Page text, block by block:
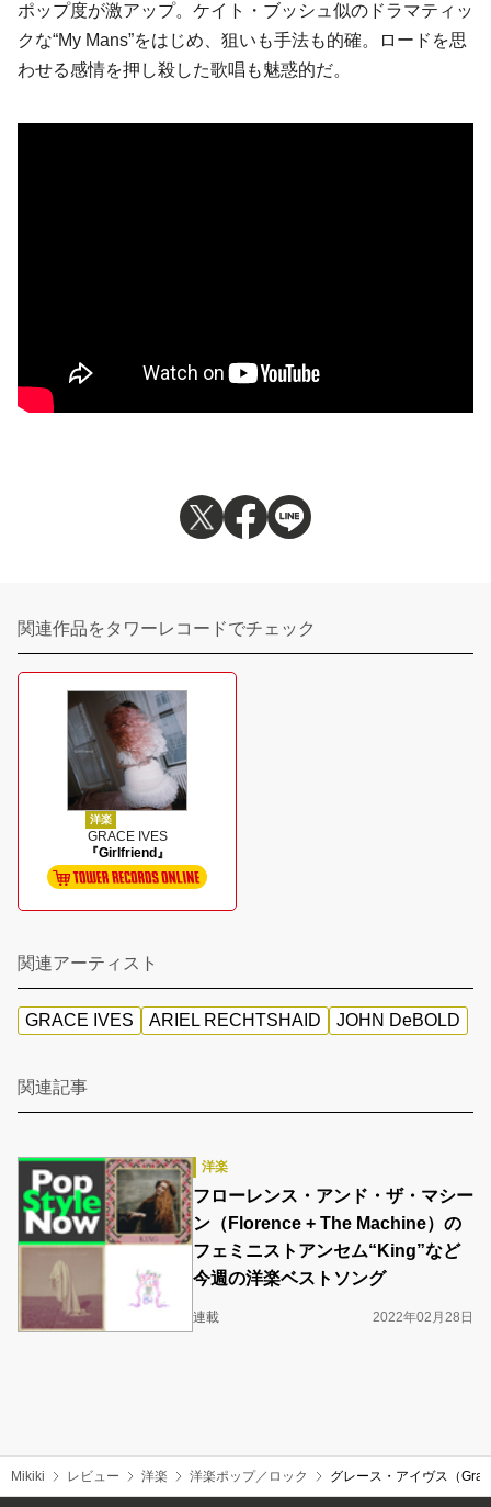
ポップ度が激アップ。ケイト・ブッシュ似のドラマティッ
クな“My Mans”をはじめ、狙いも手法も的確。ロードを思
わせる感情を押し殺した歌唱も魅惑的だ。
関連作品をタワーレコードでチェック
洋楽
GRACE IVES
『Girlfriend』
関連アーティスト
GRACE IVES ARIEL RECHTSHAID JOHN DeBOLD
関連記事
洋楽
フローレンス・アンド・ザ・マシー
ン（Florence + The Machine）の
フェミニストアンセム“King”など
今週の洋楽ベストソング
連載 2022年02月28日
Mikiki レビュー 洋楽 洋楽ポップ／ロック グレース・アイヴス（